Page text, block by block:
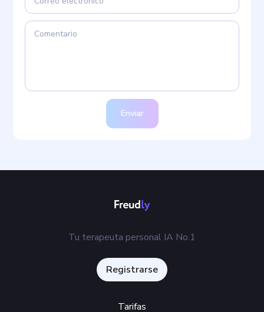
Enviar
Tu terapeuta personal IA No.1
Registrarse
Tarifas